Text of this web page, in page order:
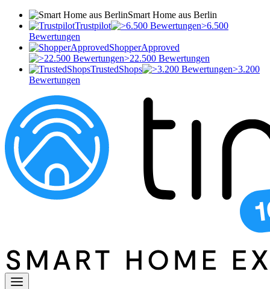
Smart Home aus Berlin
Trustpilot
>6.500
Bewertungen
ShopperApproved
>22.500 Bewertungen
TrustedShops
>3.200
Bewertungen